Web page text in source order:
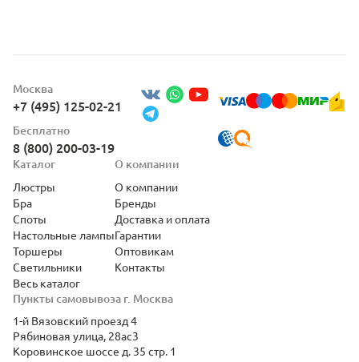
Москва
+7 (495) 125-02-21
Бесплатно
8 (800) 200-03-19
Пункты самовывоза г. Москва
1-й Вязовский проезд 4
Рябиновая улица, 28ас3
Коровинское шоссе д. 35 стр. 1
Каталог
Люстры
Бра
Споты
Настольные лампы
Торшеры
Светильники
Весь каталог
О компании
О компании
Бренды
Доставка и оплата
Гарантии
Оптовикам
Контакты